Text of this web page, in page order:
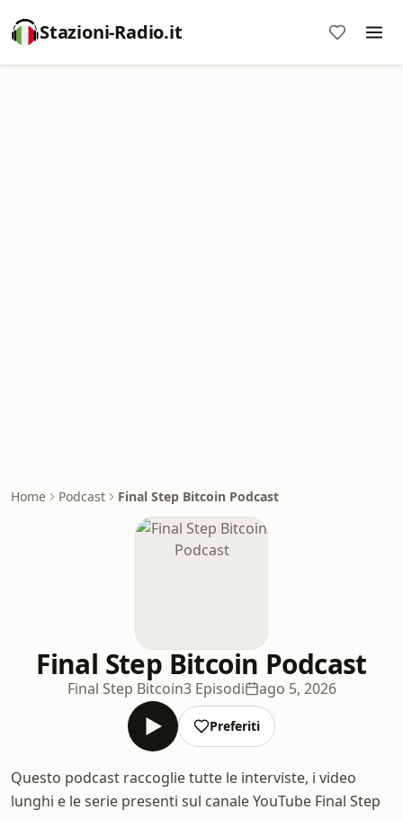
Stazioni-Radio.it
Home Podcast Final Step Bitcoin Podcast
Final Step Bitcoin Podcast
Final Step Bitcoin3 Episodi ago 5, 2026
Preferiti
Questo podcast raccoglie tutte le interviste, i video
lunghi e le serie presenti sul canale YouTube Final Step